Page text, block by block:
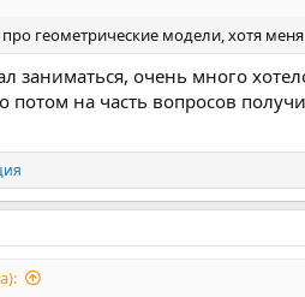
геометрические модели, хотя
заниматься, очень много
потом на часть вопросов